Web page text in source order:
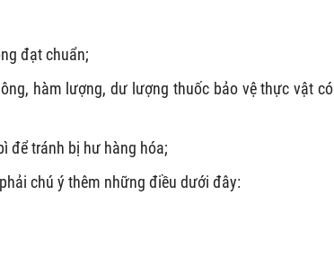
đạt chuẩn;
hàm lượng, dư lượng thuốc bảo vệ thực vật có
để tránh bị hư hàng hóa;
chú ý thêm những điều dưới đây: